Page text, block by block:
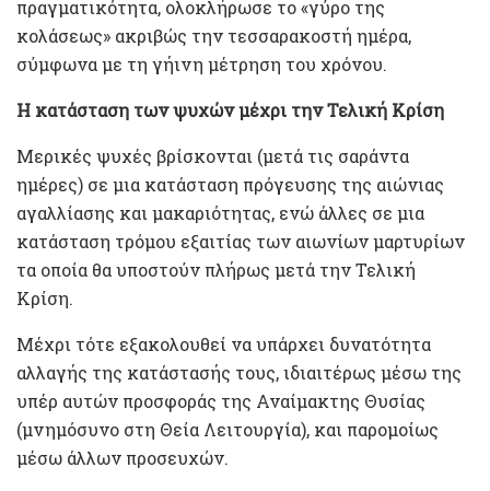
πραγματικότητα, ολοκλήρωσε το «γύρο της
κολάσεως» ακριβώς την τεσσαρακοστή ημέρα,
σύμφωνα με τη γήινη μέτρηση του χρόνου.
Η κατάσταση των ψυχών μέχρι την Τελική Κρίση
Μερικές ψυχές βρίσκονται (μετά τις σαράντα
ημέρες) σε μια κατάσταση πρόγευσης της αιώνιας
αγαλλίασης και μακαριότητας, ενώ άλλες σε μια
κατάσταση τρόμου εξαιτίας των αιωνίων μαρτυρίων
τα οποία θα υποστούν πλήρως μετά την Τελική
Κρίση.
Μέχρι τότε εξακολουθεί να υπάρχει δυνατότητα
αλλαγής της κατάστασής τους, ιδιαιτέρως μέσω της
υπέρ αυτών προσφοράς της Αναίμακτης Θυσίας
(μνημόσυνο στη Θεία Λειτουργία), και παρομοίως
μέσω άλλων προσευχών.